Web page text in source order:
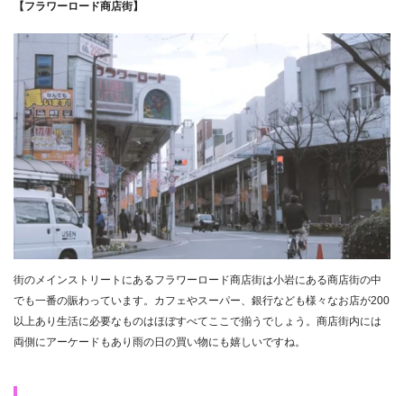
【フラワーロード商店街】
街のメインストリートにあるフラワーロード商店街は小岩にある商店街の中
でも一番の賑わっています。カフェやスーパー、銀行なども様々なお店が200
以上あり生活に必要なものはほぼすべてここで揃うでしょう。商店街内には
両側にアーケードもあり雨の日の買い物にも嬉しいですね。